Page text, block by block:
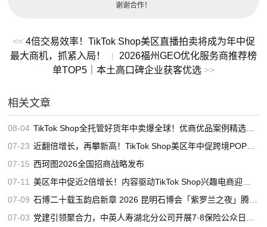
谢谢合作！
<< 4倍交易效率！TikTok Shop美区直播拍卖将成为年中促
最大商机，抓紧入局！
|
2026福州GEO优化服务商推荐榜
单TOP5｜本土高口碑企业获客优选 >>
相关文章
08-04 TikTok Shop全托管好货年中卖爆全球！优商优品案例精选特辑发布
07-23 近翻倍增长，再攀新高！TikTok Shop美区年中促跨境POP优秀案例重磅发布
07-15 西珂图2026全国招商战略发布
07-11 美区年中促近2倍增长！内容驱动TikTok Shop兴趣电商迎来高增长
07-09 石博二十载玉韵启新章 2026 昆明石博会「紫罗兰之夜」腾冲专场重磅启幕
07-03 党建引领聚合力，中英人寿湖北分公司开展7·8保险公众日宣教活动